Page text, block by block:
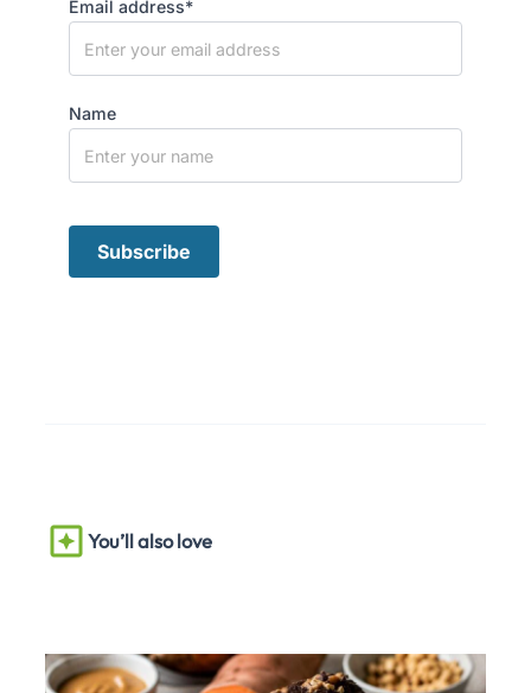
Email address*
Name
You’ll also love